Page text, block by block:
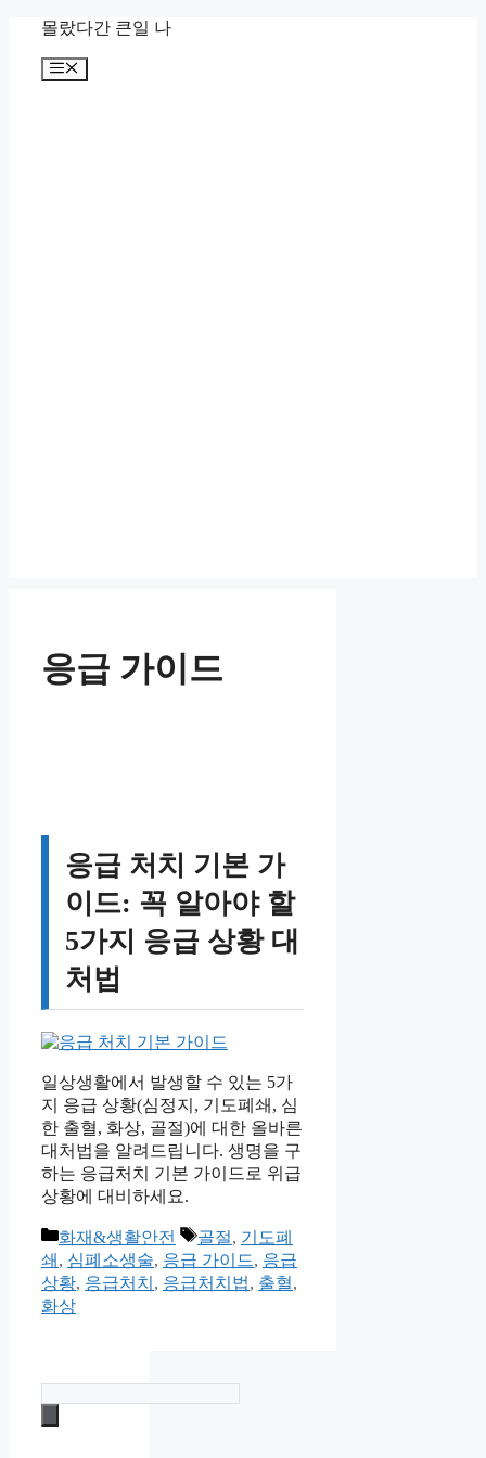
몰랐다간 큰일 나
메
응급 가이드
응급 처치 기본 가
이드: 꼭 알아야 할
5가지 응급 상황 대
처법
일상생활에서 발생할 수 있는 5가
지 응급 상황(심정지, 기도폐쇄, 심
한 출혈, 화상, 골절)에 대한 올바른
대처법을 알려드립니다. 생명을 구
하는 응급처치 기본 가이드로 위급
상황에 대비하세요.
카
테
고
리
화재&생활안전
태
그
골절, 기도폐
쇄 , 심폐소생술, 응급 가이드, 응급
상황, 응급처치 , 응급처치법, 출혈,
화상